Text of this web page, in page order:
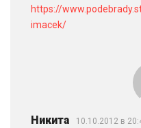
https://
imacek/
Никита 10.10.2012 в